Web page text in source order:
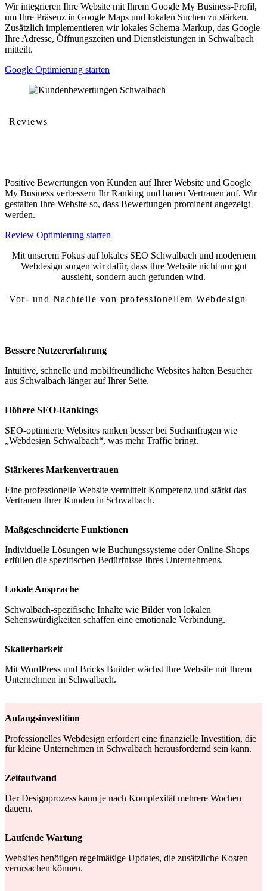
Wir integrieren Ihre Website mit Ihrem Google My Business-Profil,
um Ihre Präsenz in Google Maps und lokalen Suchen zu stärken.
Zusätzlich implementieren wir lokales Schema-Markup, das Google
Ihre Adresse, Öffnungszeiten und Dienstleistungen in Schwalbach
mitteilt.
Google Optimierung starten
Reviews
Positive Bewertungen von Kunden auf Ihrer Website und Google
My Business verbessern Ihr Ranking und bauen Vertrauen auf. Wir
gestalten Ihre Website so, dass Bewertungen prominent angezeigt
werden.
Review Optimierung starten
Mit unserem Fokus auf lokales SEO Schwalbach und modernem
Webdesign sorgen wir dafür, dass Ihre Website nicht nur gut
aussieht, sondern auch gefunden wird.
Vor- und Nachteile von professionellem Webdesign
Bessere Nutzererfahrung
Intuitive, schnelle und mobilfreundliche Websites halten Besucher
aus Schwalbach länger auf Ihrer Seite.
Höhere SEO-Rankings
SEO-optimierte Websites ranken besser bei Suchanfragen wie
„Webdesign Schwalbach“, was mehr Traffic bringt.
Stärkeres Markenvertrauen
Eine professionelle Website vermittelt Kompetenz und stärkt das
Vertrauen Ihrer Kunden in Schwalbach.
Maßgeschneiderte Funktionen
Individuelle Lösungen wie Buchungssysteme oder Online-Shops
erfüllen die spezifischen Bedürfnisse Ihres Unternehmens.
Lokale Ansprache
Schwalbach-spezifische Inhalte wie Bilder von lokalen
Sehenswürdigkeiten schaffen eine emotionale Verbindung.
Skalierbarkeit
Mit WordPress und Bricks Builder wächst Ihre Website mit Ihrem
Unternehmen in Schwalbach.
Anfangsinvestition
Professionelles Webdesign erfordert eine finanzielle Investition, die
für kleine Unternehmen in Schwalbach herausfordernd sein kann.
Zeitaufwand
Der Designprozess kann je nach Komplexität mehrere Wochen
dauern.
Laufende Wartung
Websites benötigen regelmäßige Updates, die zusätzliche Kosten
verursachen können.